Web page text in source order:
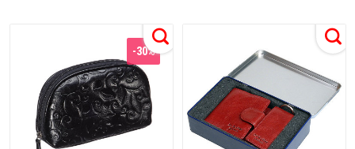
-30%